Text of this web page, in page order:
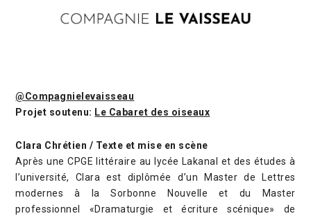
@Compagnielevaisseau
Projet soutenu: Le Cabaret des oiseaux
Clara Chrétien / Texte et mise en scène
Après une CPGE littéraire au lycée Lakanal et des études à
l’université, Clara est diplômée d’un Master de Lettres
modernes à la Sorbonne Nouvelle et du Master
professionnel «Dramaturgie et écriture scénique» de